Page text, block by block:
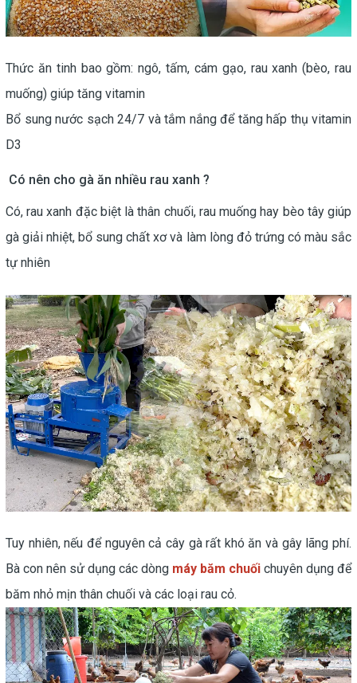
Thức ăn tinh bao gồm: ngô, tấm, cám gạo, rau xanh (bèo, rau
muống) giúp tăng vitamin
Bổ sung nước sạch 24/7 và tắm nắng để tăng hấp thụ vitamin
D3
Có nên cho gà ăn nhiều rau xanh ?
Có, rau xanh đặc biệt là thân chuối, rau muống hay bèo tây giúp
gà giải nhiệt, bổ sung chất xơ và làm lòng đỏ trứng có màu sắc
tự nhiên
Tuy nhiên, nếu để nguyên cả cây gà rất khó ăn và gây lãng phí.
Bà con nên sử dụng các dòng máy băm chuối chuyên dụng để
băm nhỏ mịn thân chuối và các loại rau cỏ.